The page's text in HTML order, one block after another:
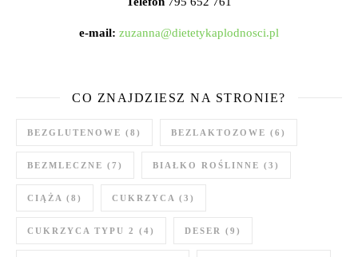
e-mail: zuzanna@dietetykaplodnosci.pl
CO ZNAJDZIESZ NA STRONIE?
BEZGLUTENOWE (8) BEZLAKTOZOWE (6)
BEZMLECZNE (7) BIAŁKO ROŚLINNE (3)
CIĄŻA (8) CUKRZYCA (3)
CUKRZYCA TYPU 2 (4) DESER (9)